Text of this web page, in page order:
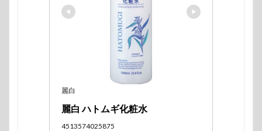
麗白
麗白 ハトムギ化粧水
4513574025875